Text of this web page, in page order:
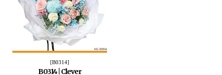
[B0314]
B0314 | Clever